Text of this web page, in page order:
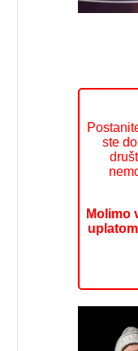
ste
Molimo